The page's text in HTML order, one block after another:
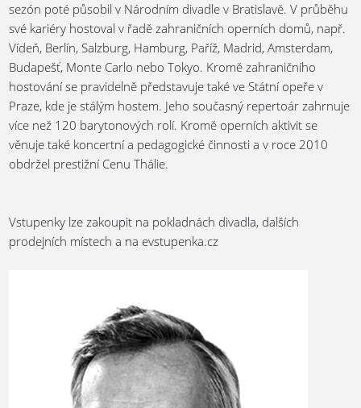
sezón poté působil v Národním divadle v Bratislavě. V průběhu
své kariéry hostoval v řadě zahraničních operních domů, např.
Vídeň, Berlín, Salzburg, Hamburg, Paříž, Madrid, Amsterdam,
Budapešť, Monte Carlo nebo Tokyo. Kromě zahraničního
hostování se pravidelně představuje také ve Státní opeře v
Praze, kde je stálým hostem. Jeho současný repertoár zahrnuje
více než 120 barytonových rolí. Kromě operních aktivit se
věnuje také koncertní a pedagogické činnosti a v roce 2010
obdržel prestižní Cenu Thálie.
Vstupenky lze zakoupit na pokladnách divadla, dalších
prodejních místech a na evstupenka.cz